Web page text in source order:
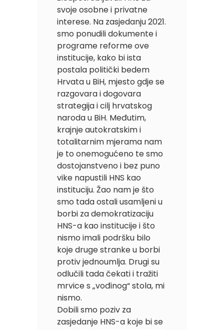
svoje osobne i privatne
interese. Na zasjedanju 2021.
smo ponudili dokumente i
programe reforme ove
institucije, kako bi ista
postala politički bedem
Hrvata u BiH, mjesto gdje se
razgovara i dogovara
strategija i cilj hrvatskog
naroda u BiH. Međutim,
krajnje autokratskim i
totalitarnim mjerama nam
je to onemogućeno te smo
dostojanstveno i bez puno
vike napustili HNS kao
instituciju. Žao nam je što
smo tada ostali usamljeni u
borbi za demokratizaciju
HNS-a kao institucije i što
nismo imali podršku bilo
koje druge stranke u borbi
protiv jednoumlja. Drugi su
odlučili tada čekati i tražiti
mrvice s „vođinog“ stola, mi
nismo.
Dobili smo poziv za
zasjedanje HNS-a koje bi se